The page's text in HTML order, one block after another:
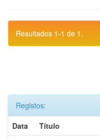
Resultados 1-1 de 1.
Registos:
Data
Título